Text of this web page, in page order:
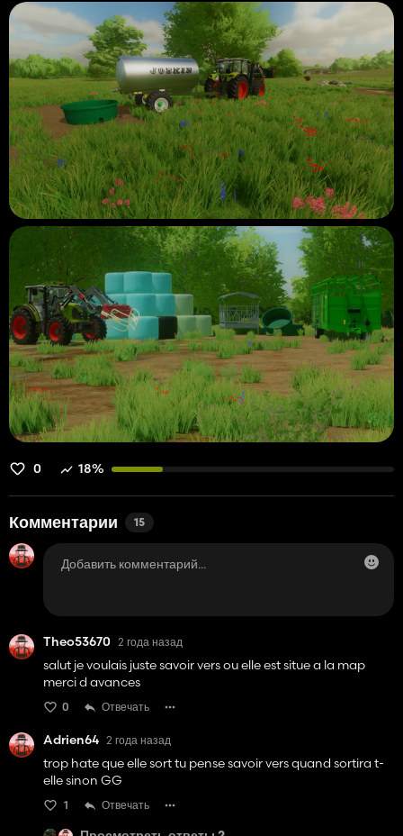
0 18%
Комментарии 15
Theo53670 2 года назад
salut je voulais juste savoir vers ou elle est situe a la map
merci d avances
0 Отвечать
Adrien64 2 года назад
trop hate que elle sort tu pense savoir vers quand sortira t-
elle sinon GG
1 Отвечать